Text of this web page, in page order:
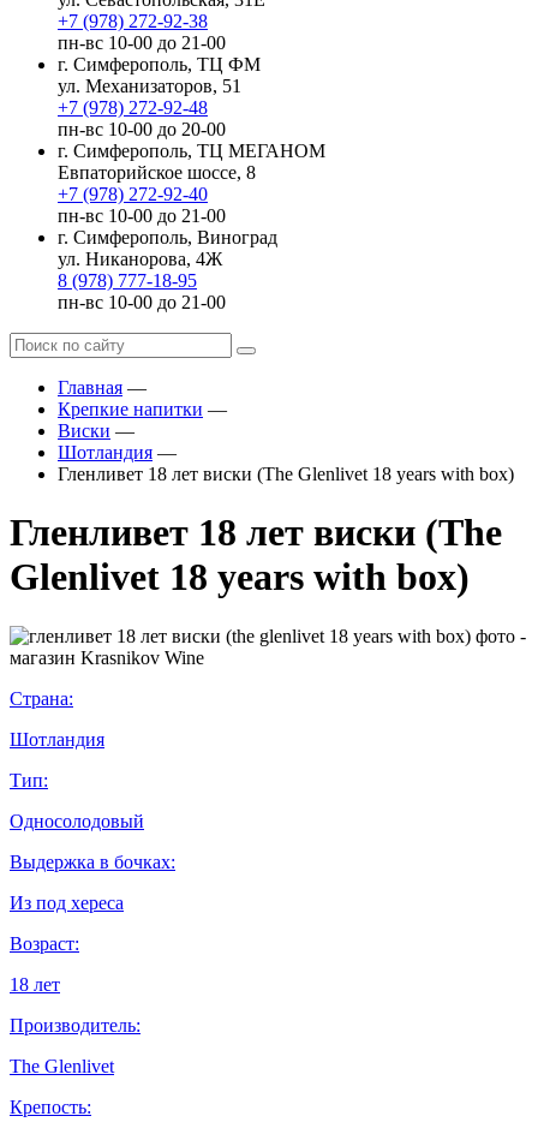
+7 (978) 272-92-38
пн-вс 10-00 до 21-00
г. Симферополь, ТЦ ФМ
ул. Механизаторов, 51
+7 (978) 272-92-48
пн-вс 10-00 до 20-00
г. Симферополь, ТЦ МЕГАНОМ
Евпаторийское шоссе, 8
+7 (978) 272-92-40
пн-вс 10-00 до 21-00
г. Симферополь, Виноград
ул. Никанорова, 4Ж
8 (978) 777-18-95
пн-вс 10-00 до 21-00
Главная —
Крепкие напитки —
Виски —
Шотландия —
Гленливет 18 лет виски (The Glenlivet 18 years with box)
Гленливет 18 лет виски (The
Glenlivet 18 years with box)
Страна:
Шотландия
Тип:
Односолодовый
Выдержка в бочках:
Из под хереса
Возраст:
18 лет
Производитель:
The Glenlivet
Крепость: